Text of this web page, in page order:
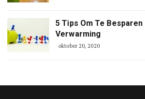
5 Tips Om Te Besparen
Verwarming
oktober 20, 2020